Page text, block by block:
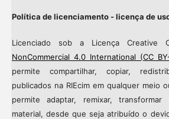
Política de licenciamento - licença de
Licenciado sob a Licença Creative
NonCommercial 4.0 International (CC
permite compartilhar, copiar,
publicados na RIEcim em qualquer meio
permite adaptar, remixar,
material, desde que seja atribuído o